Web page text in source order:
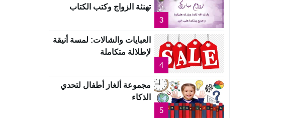
3
تهنئة الزواج وكتب الكتاب
4
العبايات والشالات: لمسة أنيقة
لإطلالة متكاملة
5
مجموعة ألغاز أطفال لتحدي
الذكاء